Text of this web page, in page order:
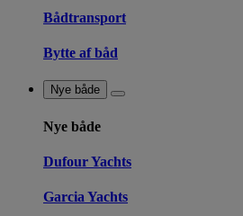
Bådtransport
Bytte af båd
Nye både
Nye både
Dufour Yachts
Garcia Yachts